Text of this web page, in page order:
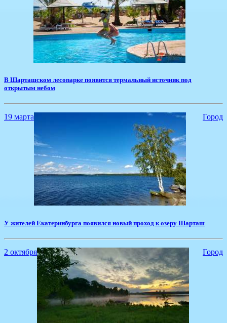
В Шарташском лесопарке появится термальный источник под
открытым небом
19 марта Город
У жителей Екатеринбурга появился новый проход к озеру Шарташ
2 октября Город